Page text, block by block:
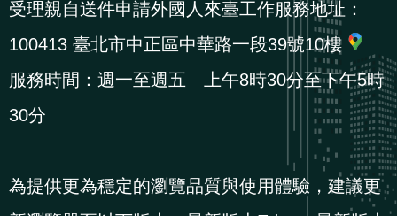
受理親自送件申請外國人來臺工作服務地址：
100413 臺北市中正區中華路一段39號10樓
服務時間：週一至週五 上午8時30分至下午5時
30分
為提供更為穩定的瀏覽品質與使用體驗，建議更